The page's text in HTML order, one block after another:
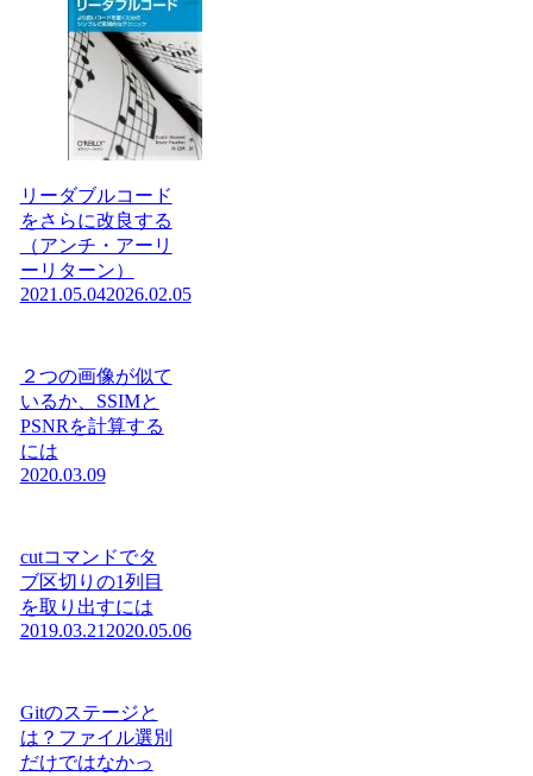
リーダブルコード
をさらに改良する
（アンチ・アーリ
ーリターン）
2021.05.042026.02.05
２つの画像が似て
いるか、SSIMと
PSNRを計算する
には
2020.03.09
cutコマンドでタ
ブ区切りの1列目
を取り出すには
2019.03.21 2020.05.06
Gitのステージと
は？ファイル選別
だけではなかっ